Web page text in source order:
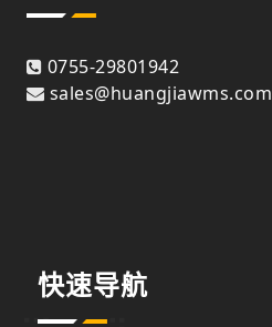
0755-29801942
sales@huangjiawms.com
快速导航